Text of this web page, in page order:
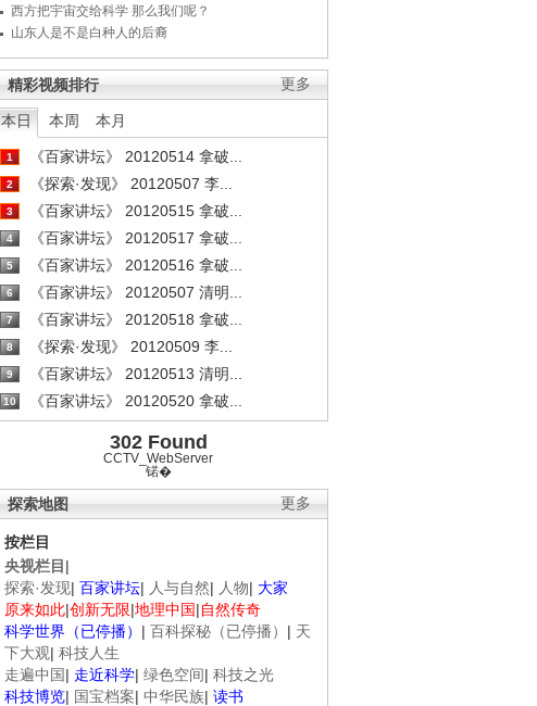
西方把宇宙交给科学 那么我们呢？
山东人是不是白种人的后裔
更多
精彩视频排行
本日 本周 本月
1 《百家讲坛》 20120514 拿破...
2 《探索·发现》 20120507 李...
3 《百家讲坛》 20120515 拿破...
4 《百家讲坛》 20120517 拿破...
5 《百家讲坛》 20120516 拿破...
6 《百家讲坛》 20120507 清明...
7 《百家讲坛》 20120518 拿破...
8 《探索·发现》 20120509 李...
9 《百家讲坛》 20120513 清明...
10 《百家讲坛》 20120520 拿破...
302 Found
CCTV_WebServer
锘�
更多
探索地图
按栏目
央视栏目 |
探索·发现| 百家讲坛| 人与自然| 人物| 大家
原来如此|创新无限|地理中国|自然传奇
科学世界（已停播） | 百科探秘（已停播） | 天
下大观| 科技人生
走遍中国| 走近科学| 绿色空间| 科技之光
科技博览| 国宝档案| 中华民族| 读书